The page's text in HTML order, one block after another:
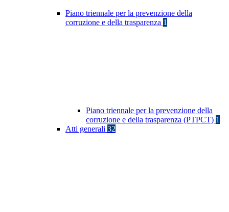
Piano triennale per la prevenzione della
corruzione e della trasparenza 1
Piano triennale per la prevenzione della
corruzione e della trasparenza (PTPCT) 1
Atti generali 32